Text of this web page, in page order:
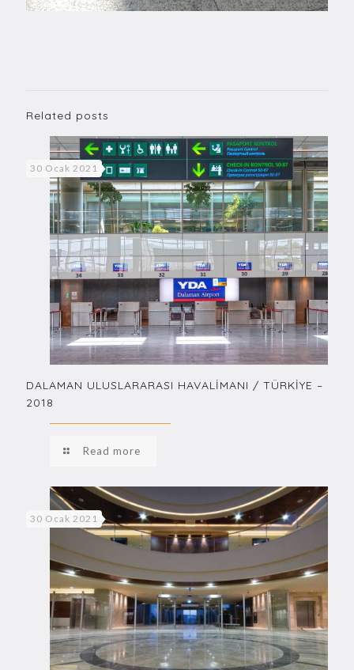
Related posts
30 Ocak 2021
DALAMAN ULUSLARARASI HAVALİMANI / TÜRKİYE –
2018
Read more
30 Ocak 2021